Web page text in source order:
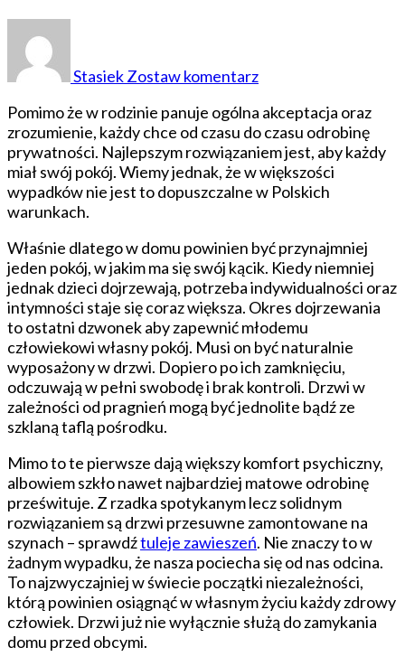
StasiekZostaw komentarz
nas
–
wnętrze
mieszkalne
i
inne
Pomimo że w rodzinie panuje ogólna akceptacja oraz
zrozumienie, każdy chce od czasu do czasu odrobinę
prywatności. Najlepszym rozwiązaniem jest, aby każdy
miał swój pokój. Wiemy jednak, że w większości
wypadków nie jest to dopuszczalne w Polskich
warunkach.
Właśnie dlatego w domu powinien być przynajmniej
jeden pokój, w jakim ma się swój kącik. Kiedy niemniej
jednak dzieci dojrzewają, potrzeba indywidualności oraz
intymności staje się coraz większa. Okres dojrzewania
to ostatni dzwonek aby zapewnić młodemu
człowiekowi własny pokój. Musi on być naturalnie
wyposażony w drzwi. Dopiero po ich zamknięciu,
odczuwają w pełni swobodę i brak kontroli. Drzwi w
zależności od pragnień mogą być jednolite bądź ze
szklaną taflą pośrodku.
Mimo to te pierwsze dają większy komfort psychiczny,
albowiem szkło nawet najbardziej matowe odrobinę
prześwituje. Z rzadka spotykanym lecz solidnym
rozwiązaniem są drzwi przesuwne zamontowane na
szynach – sprawdźtuleje zawieszeń. Nie znaczy to w
żadnym wypadku, że nasza pociecha się od nas odcina.
To najzwyczajniej w świecie początki niezależności,
którą powinien osiągnąć w własnym życiu każdy zdrowy
człowiek. Drzwi już nie wyłącznie służą do zamykania
domu przed obcymi.